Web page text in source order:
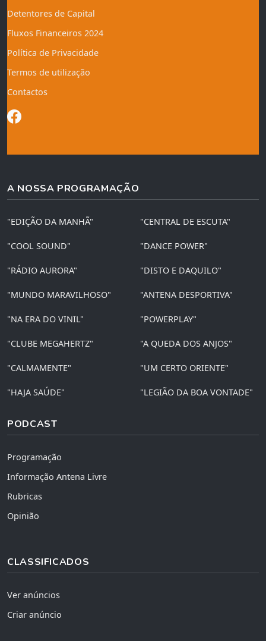
Detentores de Capital
Fluxos Financeiros 2024
Política de Privacidade
Termos de utilização
Contactos
A NOSSA PROGRAMAÇÃO
"EDIÇÃO DA MANHÃ" "CENTRAL DE ESCUTA"
"COOL SOUND" "DANCE POWER"
"RÁDIO AURORA" "DISTO E DAQUILO"
"MUNDO MARAVILHOSO" "ANTENA DESPORTIVA"
"NA ERA DO VINIL" "POWERPLAY"
"CLUBE MEGAHERTZ" "A QUEDA DOS ANJOS"
"CALMAMENTE" "UM CERTO ORIENTE"
"HAJA SAÚDE" "LEGIÃO DA BOA VONTADE"
PODCAST
Programação
Informação Antena Livre
Rubricas
Opinião
CLASSIFICADOS
Ver anúncios
Criar anúncio